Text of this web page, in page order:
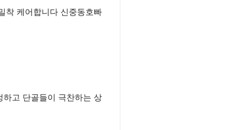
착 케어합니다 신중동호빠
고 단골들이 극찬하는 상